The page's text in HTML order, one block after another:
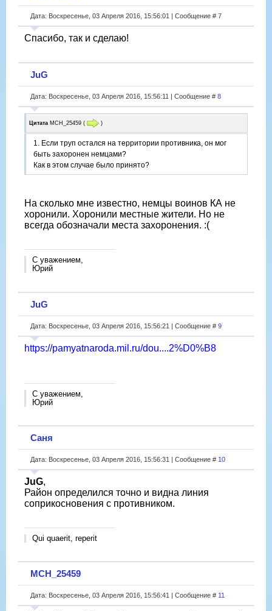
Дата: Воскресенье, 03 Апреля 2016, 15:56:01 | Сообщение # 7
Спасибо, так и сделаю!
JuG
Дата: Воскресенье, 03 Апреля 2016, 15:56:11 | Сообщение # 8
Цитата МСН_25459 ( )
1. Если труп остался на территории противника, он мог
быть захоронен немцами?
Как в этом случае было принято?
На сколько мне известно, немцы воинов КА не
хоронили. Хоронили местные жители. Но не
всегда обозначали места захоронения. :(
С уважением,
Юрий
JuG
Дата: Воскресенье, 03 Апреля 2016, 15:56:21 | Сообщение # 9
https://pamyatnaroda.mil.ru/dou....2%D0%B8
С уважением,
Юрий
Саня
Дата: Воскресенье, 03 Апреля 2016, 15:56:31 | Сообщение # 10
JuG,
Район определился точно и видна линия
соприкосновения с противником.
Qui quaerit, reperit
МСН_25459
Дата: Воскресенье, 03 Апреля 2016, 15:56:41 | Сообщение # 11